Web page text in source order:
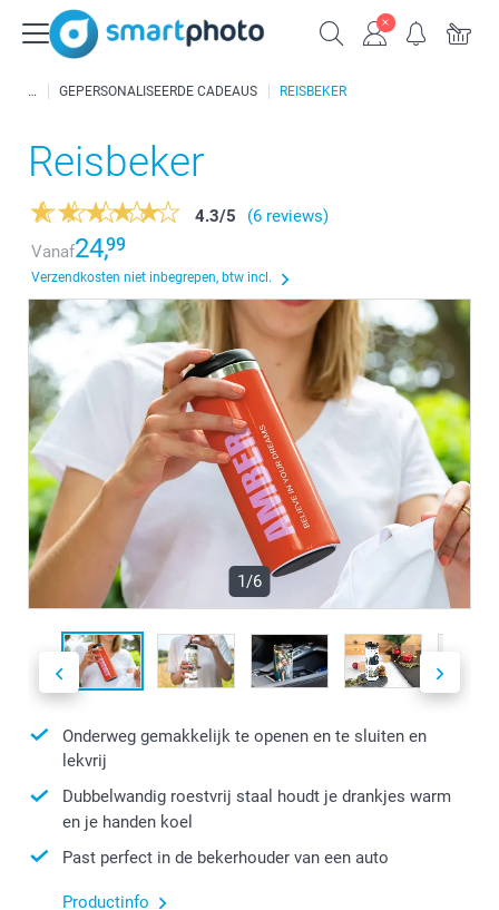
GEPERSONALISEERDE CADEAUS REISBEKER
Reisbeker
4.3/5
(6 reviews)
Vanaf24,99
Verzendkosten niet inbegrepen, btw incl.
1/6
Onderweg gemakkelijk te openen en te sluiten en
lekvrij
Dubbelwandig roestvrij staal houdt je drankjes warm
en je handen koel
Past perfect in de bekerhouder van een auto
Productinfo